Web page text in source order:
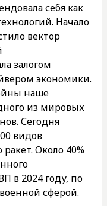
себя как
Начало
вектор
залогом
экономики.
наше
из мировых
Сегодня
видов
Около 40%
в 2024 году, по
сферой.